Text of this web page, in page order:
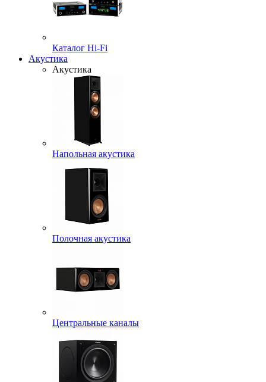
Каталог Hi-Fi
Акустика
Акустика
Напольная акустика
Полочная акустика
Центральные каналы